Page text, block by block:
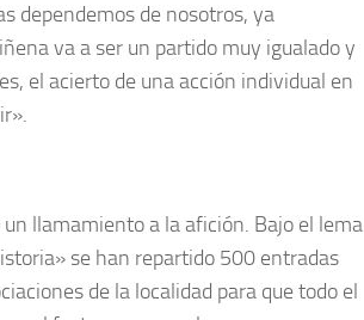
dependemos de nosotros, ya
va a ser un partido muy igualado y
el acierto de una acción individual en
llamamiento a la afición. Bajo el lema
se han repartido 500 entradas
de la localidad para que todo el